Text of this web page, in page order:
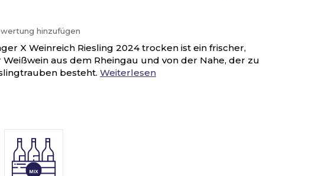
hinzufügen
X Weinreich Riesling 2024 trocken ist ein frischer,
aus dem Rheingau und von der Nahe, der zu
besteht. Weiterlesen